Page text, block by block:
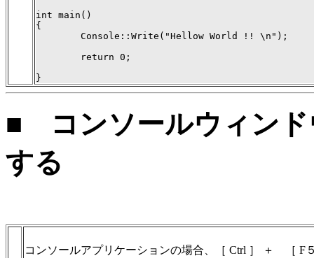
int main()
{
        Console::Write("Hellow World !! \n");
        return 0;
}
■ コンソールウィンド
する
コンソールアプリケーションの場合、［ Ctrl ］ ＋ ［